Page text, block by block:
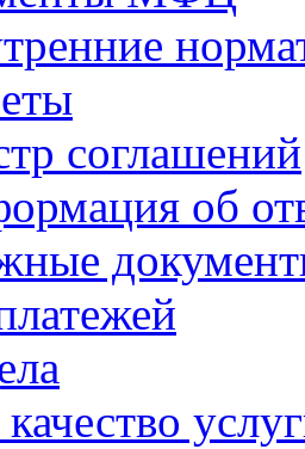
соглашений
об